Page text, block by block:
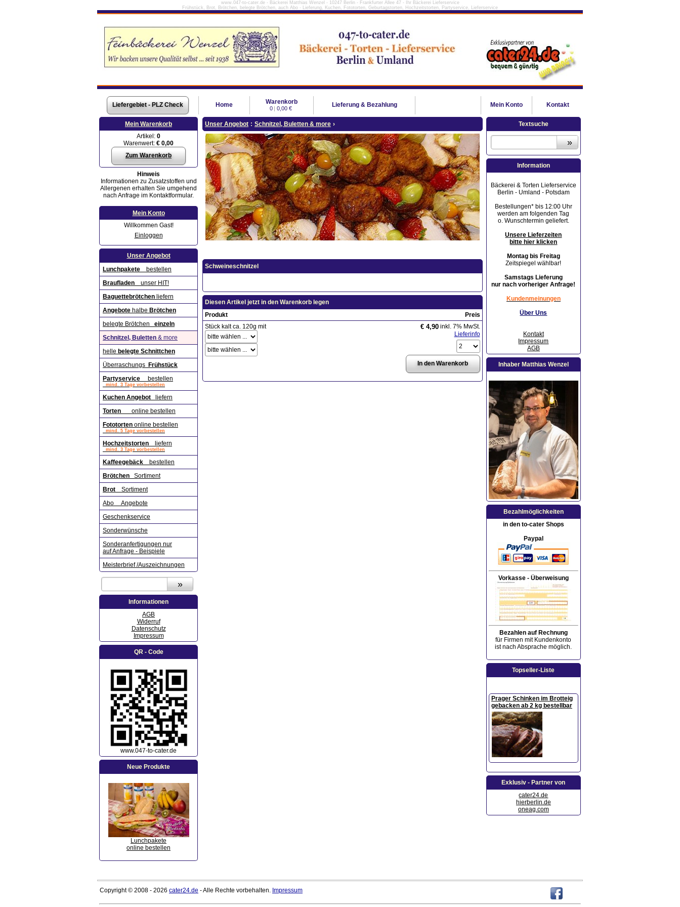
www.047-to-cater.de - Bäckerei Matthias Wenzel - 10247 Berlin - Frankfurter Allee 47 - Ihr Bäckerei Lieferservice
Frühstück, Brot, Brötchen, belegte Brötchen, auch Abo - Lieferung, Kuchen, Fototorten, Geburtagstorten, Hochzeitstorten, Partyservice, Lieferservice
Liefergebiet - PLZ Check Home Warenkorb
0 | 0,00 € Lieferung & Bezahlung Kontakt
Mein Konto
Mein Warenkorb
Artikel: 0
Warenwert: € 0,00
Zum Warenkorb
Hinweis
Informationen zu Zusatzstoffen und
Allergenen erhalten Sie umgehend
nach Anfrage im Kontaktformular.
Mein Konto
Willkommen Gast!
Einloggen
Unser Angebot
Lunchpakete bestellen
Braufladen
unser HIT!
Baguettebrötchen liefern
Angebote halbe Brötchen
belegte Brötchen einzeln
Schnitzel, Buletten & more
helle belegte Schnittchen
Überraschungs Frühstück
Partyservice bestellen
mind. 3 Tage vorbestellen
Kuchen Angebot liefern
Torten online bestellen
Fototorten online bestellen
mind. 5 Tage vorbestellen
Hochzeitstorten liefern
mind. 3 Tage vorbestellen
Kaffeegebäck bestellen
Brötchen
Sortiment
Brot Sortiment
Abo Angebote
Geschenkservice
Sonderwünsche
Sonderanfertigungen nur
auf Anfrage - Beispiele
Meisterbrief /Auszeichnungen
Informationen
AGB
Widerruf
Datenschutz
Impressum
QR - Code
www.047-to-cater.de
Neue Produkte
Lunchpakete
online bestellen
Unser Angebot : Schnitzel, Buletten & more ›
Schweineschnitzel
Diesen Artikel jetzt in den Warenkorb legen
Produkt
Preis
Stück kalt ca. 120g mit
€ 4,90inkl. 7% MwSt.
Lieferinfo
Textsuche
Information
Bäckerei & Torten Lieferservice
Berlin - Umland - Potsdam
Bestellungen* bis 12:00 Uhr
werden am folgenden Tag
o. Wunschtermin geliefert.
Unsere Lieferzeiten
bitte hier klicken
Montag bis Freitag
Zeitspiegel wählbar!
Samstags Lieferung
nur nach vorheriger Anfrage!
Kundenmeinungen
Über Uns
Kontakt
Impressum
AGB
Inhaber Matthias Wenzel
Bezahlmöglichkeiten
in den to-cater Shops
Paypal
Vorkasse - Überweisung
Bezahlen auf Rechnung
für Firmen mit Kundenkonto
ist nach Absprache möglich.
Topseller-Liste
Prager Schinken im Brotteig
gebacken ab 2 kg bestellbar
Exklusiv - Partner von
cater24.de
hierberlin.de
oneag.com
Copyright © 2008 - 2026 cater24.de - Alle Rechte vorbehalten. Impressum